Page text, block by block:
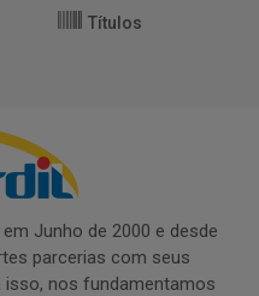
Títulos
Junho de 2000 e desde
parcerias com seus
isso, nos fundamentamos